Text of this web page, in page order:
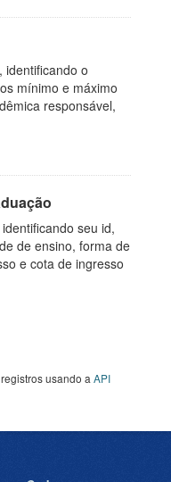
identificando o
mínimo e máximo
responsável,
seu id,
de ensino, forma de
e cota de ingresso
usando a API